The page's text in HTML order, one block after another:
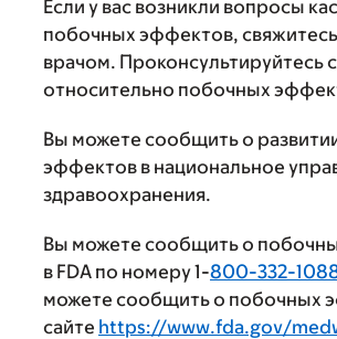
Если у вас возникли вопросы
побочных эффектов,
врачом. Проконсультируйтесь
относительно побочных
Вы можете сообщить о
эффектов в национальное
здравоохранения.
Вы можете сообщить о
в FDA по номеру 1-800-332-
можете сообщить о побочных
сайте https://www.fda.gov/